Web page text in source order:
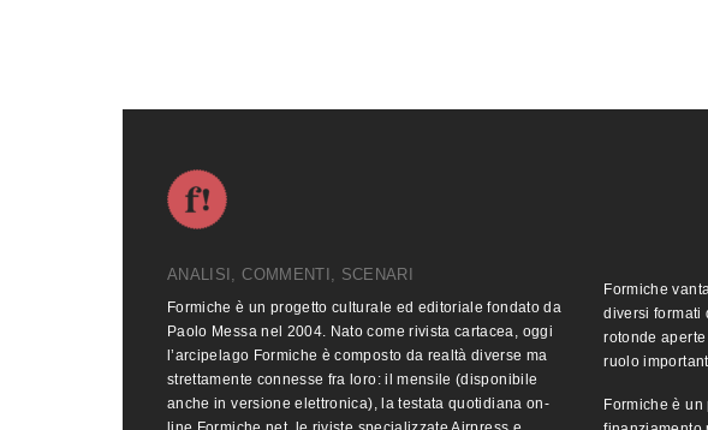
ANALISI, COMMENTI, SCENARI
Formiche è un progetto culturale ed editoriale fondato da
Paolo Messa nel 2004. Nato come rivista cartacea, oggi
l’arcipelago Formiche è composto da realtà diverse ma
strettamente connesse fra loro: il mensile (disponibile
anche in versione elettronica), la testata quotidiana on-
Formiche
diversi formati
rotonde
ruolo
Formiche è